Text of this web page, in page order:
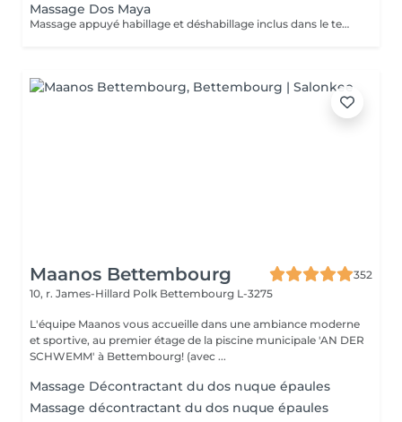
Massage Dos Maya
Massage appuyé habillage et déshabillage inclus dans le temps de prestation
Maanos Bettembourg
352
10, r. James-Hillard Polk Bettembourg L-3275
L'équipe Maanos vous accueille dans une ambiance moderne
et sportive, au premier étage de la piscine municipale 'AN DER
SCHWEMM' à Bettembourg! (avec ...
Massage Décontractant du dos nuque épaules
Massage décontractant du dos nuque épaules